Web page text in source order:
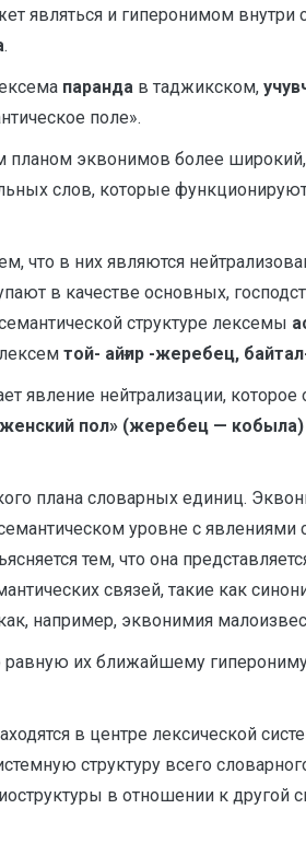
являться и гиперонимом
.
паранда в таджикском,
поле».
эквонимов более
слов, которые
что в них являются
в качестве основных,
структуре лексемы
той- айғир -жеребец,
явление нейтрализации,
пол» (жеребец — кобыла)
плана словарных единиц.
уровне с
тем, что она
связей, такие как
например, эквонимия
их ближайшему
в центре лексической
структуру всего
в отношении к другой